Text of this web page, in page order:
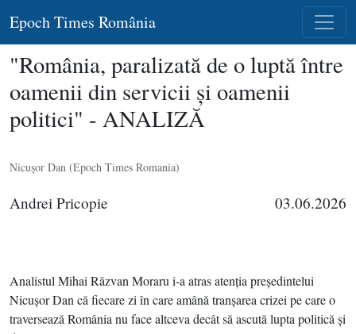
Epoch Times România
"România, paralizată de o luptă între
oamenii din servicii şi oamenii
politici" - ANALIZĂ
Nicuşor Dan (Epoch Times Romania)
Andrei Pricopie 03.06.2026
Analistul Mihai Răzvan Moraru i-a atras atenţia preşedintelui
Nicuşor Dan că fiecare zi în care amână tranşarea crizei pe care o
traversează România nu face altceva decât să ascută lupta politică şi